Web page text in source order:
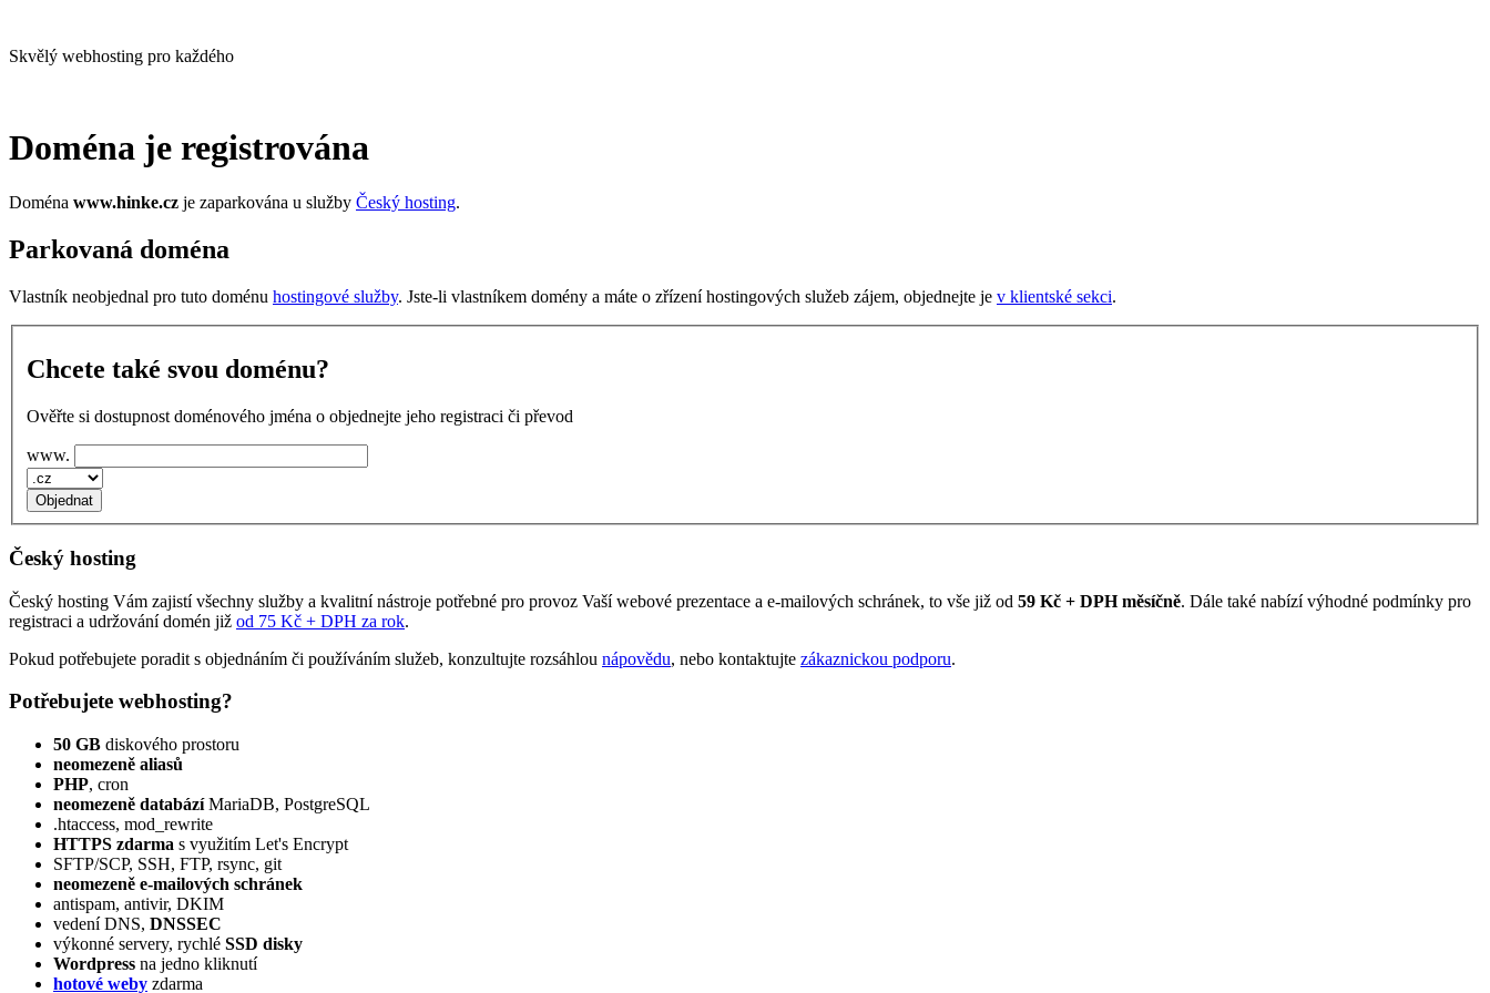
Skvělý webhosting pro každého
Doména je registrována
Doména www.hinke.cz je zaparkována u služby Český hosting.
Parkovaná doména
Vlastník neobjednal pro tuto doménu hostingové služby. Jste-li vlastníkem domény a máte o zřízení hostingových služeb zájem, objednejte je v klientské sekci.
Chcete také svou doménu?
Ověřte si dostupnost doménového jména o objednejte jeho registraci či převod
www.
Český hosting
Český hosting Vám zajistí všechny služby a kvalitní nástroje potřebné pro provoz Vaší webové prezentace a e‑mailových schránek, to vše již od 59 Kč + DPH měsíčně. Dále také nabízí výhodné podmínky pro
registraci a udržování domén již od 75 Kč + DPH za rok.
Pokud potřebujete poradit s objednáním či používáním služeb, konzultujte rozsáhlou nápovědu, nebo kontaktujte zákaznickou podporu.
Potřebujete webhosting?
50 GB diskového prostoru
neomezeně aliasů
PHP, cron
neomezeně databázíMariaDB, PostgreSQL
.htaccess, mod_rewrite
HTTPS zdarma s využitím Let's Encrypt
SFTP/SCP, SSH, FTP, rsync, git
neomezeně e‑mailových schránek
antispam, antivir, DKIM
vedení DNS, DNSSEC
výkonné servery, rychlé SSD disky
Wordpress na jedno kliknutí
hotové weby zdarma